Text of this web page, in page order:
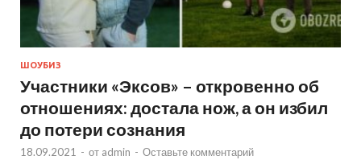
ШОУБИЗ
Участники «Эксов» – откровенно об
отношениях: достала нож, а он избил
до потери сознания
18.09.2021 - от admin - Оставьте комментарий